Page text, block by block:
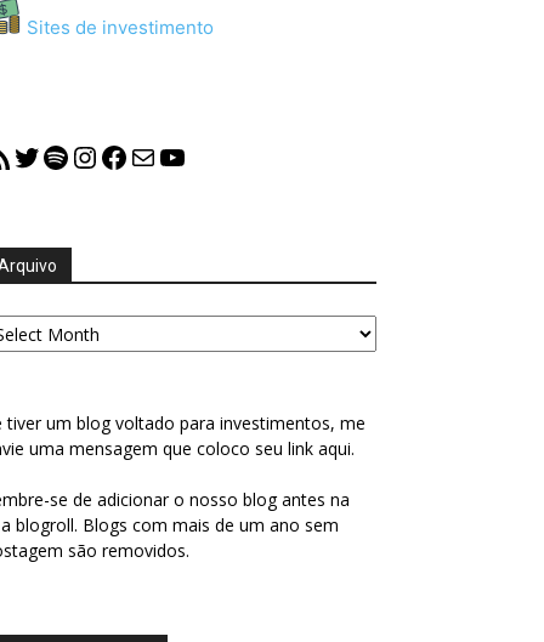
Sites de investimento
Feed
Twitter
Spotify
Instagram
Facebook
MailYouTube
tiver um blog voltado para investimentos, me
uma mensagem que coloco seu link aqui.
se de adicionar o nosso blog antes na
blogroll. Blogs com mais de um ano sem
são removidos.